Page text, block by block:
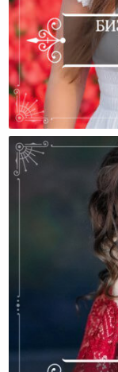
Бизнес По-